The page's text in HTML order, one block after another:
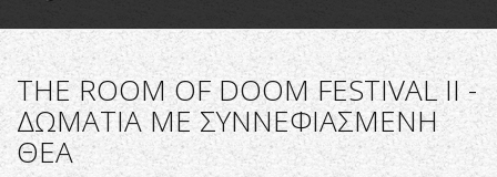
THE ROOM OF DOOM FESTIVAL II -
ΔΩΜΑΤΙΑ ΜΕ ΣΥΝΝΕΦΙΑΣΜΕΝΗ
ΘΕΑ